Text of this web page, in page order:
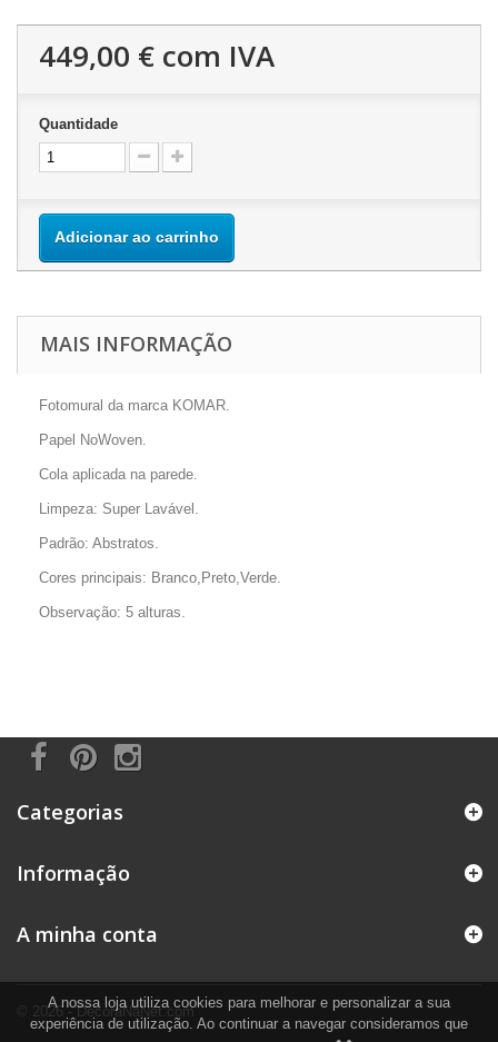
449,00 € com IVA
Quantidade
Adicionar ao carrinho
MAIS INFORMAÇÃO
Fotomural da marca KOMAR.
Papel NoWoven.
Cola aplicada na parede.
Limpeza: Super Lavável.
Padrão: Abstratos.
Cores principais: Branco,Preto,Verde.
Observação: 5 alturas.
Categorias
Informação
© 2026 - DecoraNaNet.com
A minha conta
A nossa loja utiliza cookies para melhorar e personalizar a sua
experiência de utilização. Ao continuar a navegar consideramos que